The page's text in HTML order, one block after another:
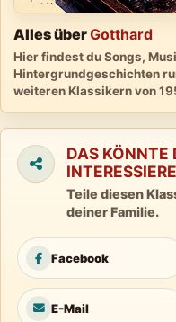
Alles überGotthard
Hier findest du Songs,
Hintergrundgeschichten
weiteren Klassikern von
DAS KÖNNTE
Teile diesen
deiner Familie.
Facebook
E-Mail